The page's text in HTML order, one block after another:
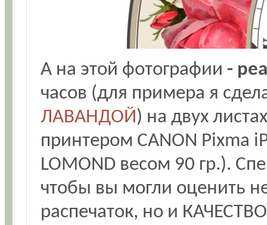
А на этой фотографии -
часов (для примера я
ЛАВАНДОЙ) на двух
принтером CANON Pixma
LOMOND весом 90 гр.).
чтобы вы могли оценить
распечаток, но и